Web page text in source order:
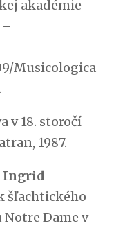
akadémie
–
Musicologica
v 18. storočí
1987.
Ingrid
šľachtického
Dame v